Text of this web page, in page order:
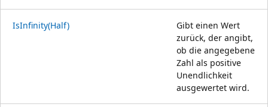
IsInfinity(Half)
Gibt einen Wert
zurück, der angibt,
ob die angegebene
Zahl als positive
Unendlichkeit
ausgewertet wird.